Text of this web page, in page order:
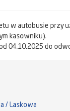
w autobusie przy
kasowniku).
04.10.2025 do
/ Laskowa